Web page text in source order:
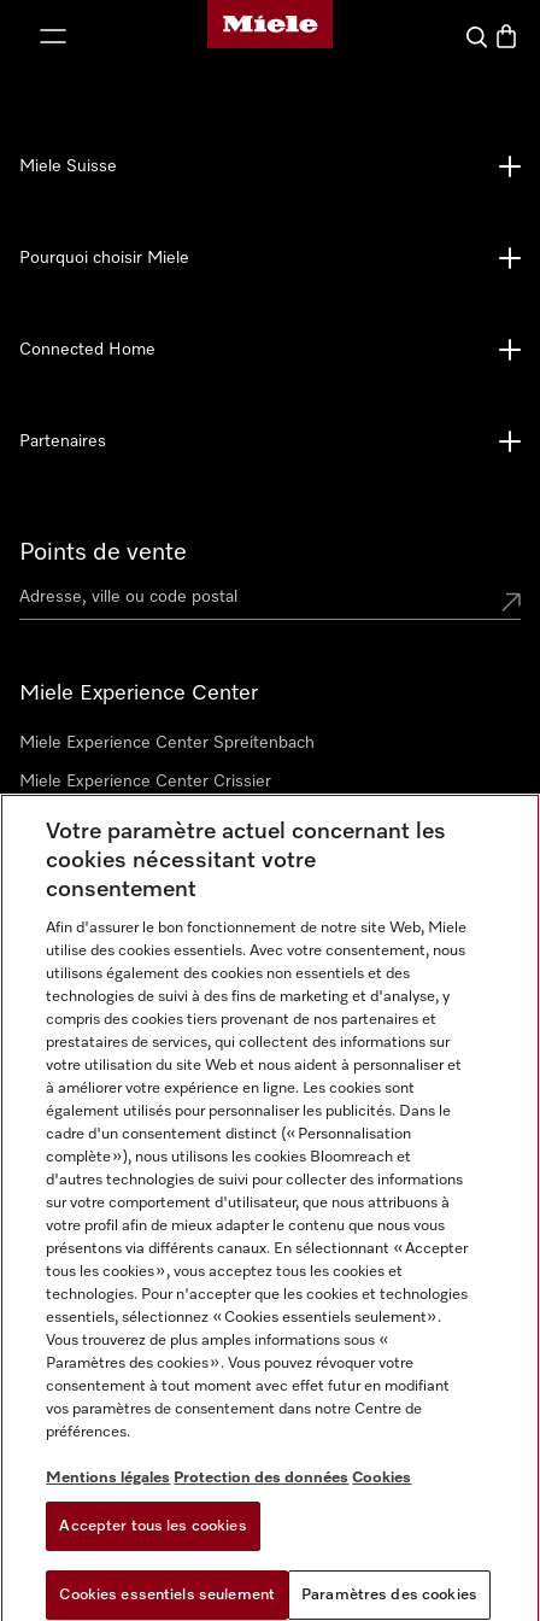
Page d'accueil de Miele
Search
Points de vente
Miele Experience Center
Miele Experience Center Spreitenbach
Miele Experience Center Crissier
Newsletter
Langue
FRANÇAIS
Miele Suisse
Pourquoi choisir Miele
Connected Home
Partenaires
Mentions légales
CGV
Protection des données
Paramètres des cookies
Miele sur Youtube
Votre paramètre actuel concernant les
cookies nécessitant votre
consentement
Afin d'assurer le bon fonctionnement de notre site Web, Miele
utilise des cookies essentiels. Avec votre consentement, nous
utilisons également des cookies non essentiels et des
technologies de suivi à des fins de marketing et d'analyse, y
compris des cookies tiers provenant de nos partenaires et
prestataires de services, qui collectent des informations sur
votre utilisation du site Web et nous aident à personnaliser et
à améliorer votre expérience en ligne. Les cookies sont
également utilisés pour personnaliser les publicités. Dans le
cadre d'un consentement distinct (« Personnalisation
complète »), nous utilisons les cookies Bloomreach et
d'autres technologies de suivi pour collecter des informations
sur votre comportement d'utilisateur, que nous attribuons à
votre profil afin de mieux adapter le contenu que nous vous
présentons via différents canaux. En sélectionnant « Accepter
tous les cookies », vous acceptez tous les cookies et
technologies. Pour n'accepter que les cookies et technologies
essentiels, sélectionnez « Cookies essentiels seulement».
Vous trouverez de plus amples informations sous «
Paramètres des cookies ». Vous pouvez révoquer votre
consentement à tout moment avec effet futur en modifiant
vos paramètres de consentement dans notre Centre de
préférences.
Mentions légales Protection des données Cookies
Accepter tous les cookies
Cookies essentiels seulement Paramètres des cookies